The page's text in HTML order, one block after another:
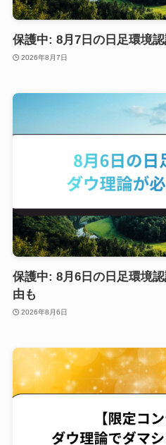
保護中: 8月7日の日足環境
2026年8月7日
保護中: 8月6日の日足環境
由も
2026年8月6日